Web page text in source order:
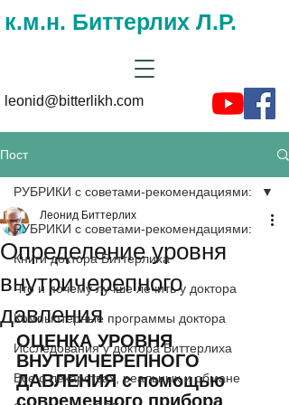
к.м.н. Биттерлих Л.Р.
leonid@bitterlikh.com
Пост
РУБРИКИ с советами-рекомендациями:
Книги доктора Биттерлиха
Что и почему лучше лечить у доктора
Компьютерные программы доктора
Исследования у доктора Биттерлиха
Все о лекарствах, реальных и обмане
РУБРИКИ с советами-рекомендациями:
Определение уровня
внутричерепного
давления
Леонид Биттерлих
ОЦЕНКА УРОВНЯ
ВНУТРИЧЕРЕПНОГО
ДАВЛЕНИЯ с помощью
современного прибора